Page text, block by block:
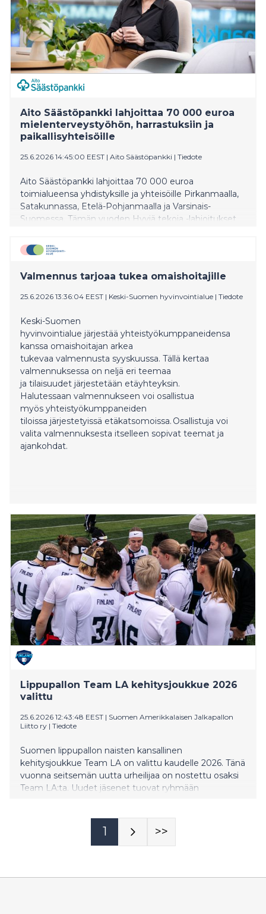
Aito Säästöpankki lahjoittaa 70 000 euroa
mielenterveystyöhön, harrastuksiin ja
paikallisyhteisöille
25.6.2026 14:45:00 EEST | Aito Säästöpankki | Tiedote
Aito Säästöpankki lahjoittaa 70 000 euroa
toimialueensa yhdistyksille ja yhteisöille Pirkanmaalla,
Satakunnassa, Etelä-Pohjanmaalla ja Varsinais-
Suomessa. Tämän vuoden Hyviä tekoja -lahjoitukset
lasten ja nuorten harrastamista sekä paikallista
yhteisöllisyyttä. Haastava toimintaympäristö ja julkisiin
saajilleen entistä merkityksellisempiä.
Valmennus tarjoaa tukea omaishoitajille
25.6.2026 13:36:04 EEST | Keski-Suomen hyvinvointialue | Tiedote
Keski-Suomen
hyvinvointialue järjestää yhteistyökumppaneidensa
kanssa omaishoitajan arkea
tukevaa valmennusta syyskuussa. Tällä kertaa
valmennuksessa on neljä eri teemaa
ja tilaisuudet järjestetään etäyhteyksin.
Halutessaan valmennukseen voi osallistua
myös yhteistyökumppaneiden
tiloissa järjestetyissä etäkatsomoissa. Osallistuja voi
valita valmennuksesta itselleen sopivat teemat ja
ajankohdat.
Lippupallon Team LA kehitysjoukkue 2026
valittu
25.6.2026 12:43:48 EEST | Suomen Amerikkalaisen Jalkapallon
Liitto ry | Tiedote
Suomen lippupallon naisten kansallinen
kehitysjoukkue Team LA on valittu kaudelle 2026. Tänä
vuonna seitsemän uutta urheilijaa on nostettu osaksi
Team LA:ta. Uudet jäsenet tuovat ryhmään
päässeitä nuoria lippupalloilijoita. Joukkue koostuu 21
olympiapaikkaa janoavasta urheilijasta.
1 >>